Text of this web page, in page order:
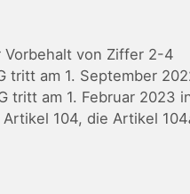
Vorbehalt von Ziffer 2-4
tritt am 1. September
tritt am 1. Februar 2023
104, die Artikel 104